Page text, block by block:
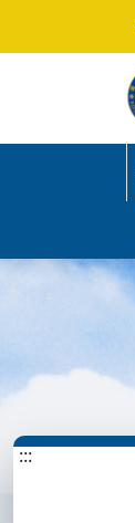
:::